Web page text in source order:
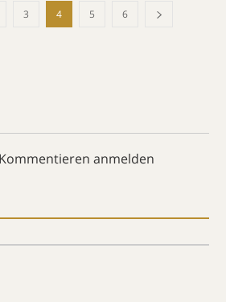
3 4 5 6
anmelden